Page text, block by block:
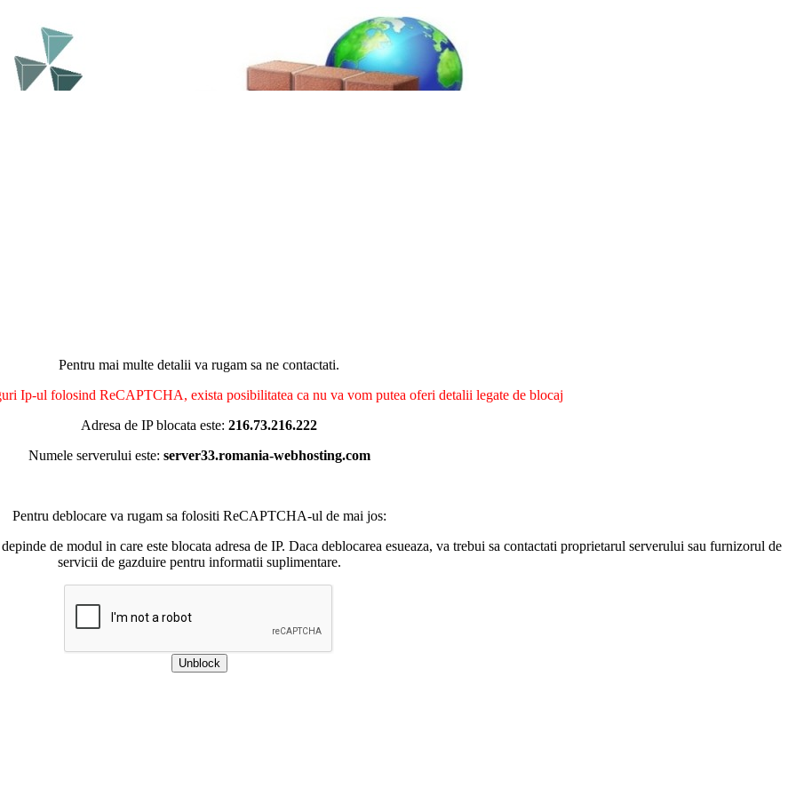
Pentru mai multe detalii va rugam sa ne contactati.
Ip-ul folosind ReCAPTCHA, exista posibilitatea ca nu va vom putea oferi detalii legate de blocaj
Adresa de IP blocata este: 216.73.216.222
Numele serverului este: server33.romania-webhosting.com
Pentru deblocare va rugam sa folositi ReCAPTCHA-ul de mai jos:
de modul in care este blocata adresa de IP. Daca deblocarea esueaza, va trebui sa contactati proprietarul serverului sau furnizorul de
servicii de gazduire pentru informatii suplimentare.